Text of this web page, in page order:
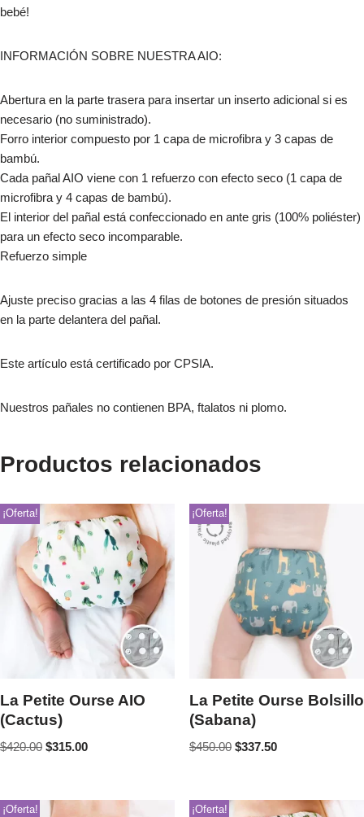
bebé!
INFORMACIÓN SOBRE NUESTRA AIO:
Abertura en la parte trasera para insertar un inserto adicional si es
necesario (no suministrado).
Forro interior compuesto por 1 capa de microfibra y 3 capas de
bambú.
Cada pañal AIO viene con 1 refuerzo con efecto seco (1 capa de
microfibra y 4 capas de bambú).
El interior del pañal está confeccionado en ante gris (100% poliéster)
para un efecto seco incomparable.
Refuerzo simple
Ajuste preciso gracias a las 4 filas de botones de presión situados
en la parte delantera del pañal.
Este artículo está certificado por CPSIA.
Nuestros pañales no contienen BPA, ftalatos ni plomo.
Productos relacionados
¡Oferta!
La Petite Ourse AIO
(Cactus)
$420.00 $315.00
¡Oferta!
La Petite Ourse Bolsillo
(Sabana)
$450.00 $337.50
¡Oferta! ¡Oferta!